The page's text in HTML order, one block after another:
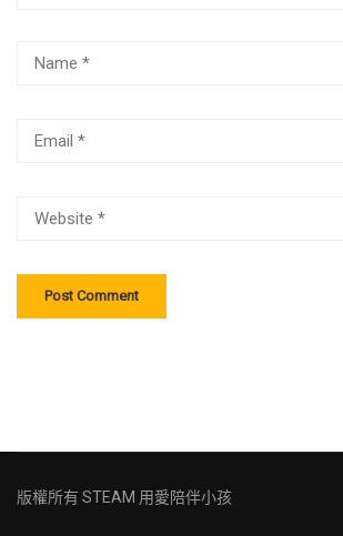
版權所有 STEAM 用愛陪伴小孩